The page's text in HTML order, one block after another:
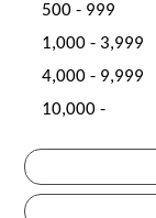
500 - 999
1,000 - 3,999
4,000 - 9,999
10,000 -